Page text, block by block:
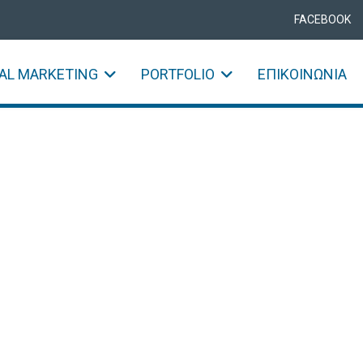
FACEBOOK
MARKETING PORTFOLIO ΕΠΙΚΟΙΝΩΝΊΑ